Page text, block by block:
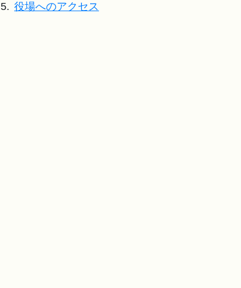
5. 役場へのアクセス